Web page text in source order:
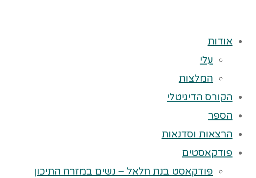
אודות
עלי
המלצות
הקורס הדיגיטלי
הספר
הרצאות וסדנאות
פודקאסטים
פודקאסט בנת חלאל – נשים במזרח התיכון